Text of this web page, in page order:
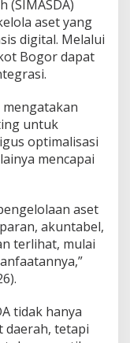
(SIMASDA)
aset yang
digital. Melalui
Bogor dapat
mengatakan
untuk
optimalisasi
mencapai
aset
akuntabel,
terlihat, mulai
tidak hanya
daerah, tetapi